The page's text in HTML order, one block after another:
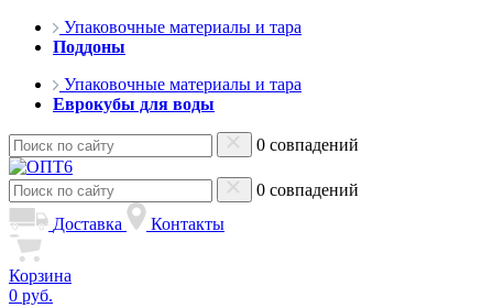
Упаковочные материалы и тара
Поддоны
Упаковочные материалы и тара
Еврокубы для воды
0 совпадений
0 совпадений
Доставка
Контакты
Корзина
0 руб.